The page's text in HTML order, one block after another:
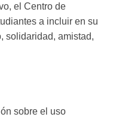
el Centro de
a incluir en su
solidaridad, amistad,
sobre el uso